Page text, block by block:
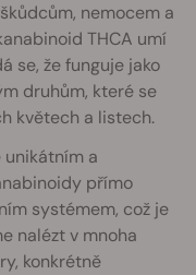
nemocem a
THCA umí
se, že funguje jako
druhům, které se
květech a listech.
a
přímo
systémem, což je
nalézt v mnoha
konkrétně